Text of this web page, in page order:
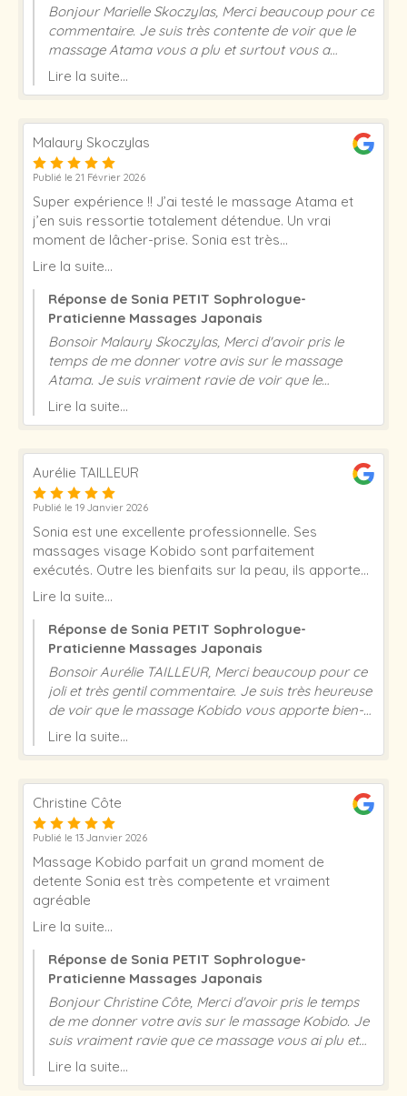
Bonjour Marielle Skoczylas, Merci beaucoup pour ce
commentaire. Je suis très contente de voir que le
massage Atama vous a plu et surtout vous a
détendu : cela m’encourage à continuer dans ce
Lire la suite...
Malaury Skoczylas
Publié le 21 Février 2026
Super expérience !! J’ai testé le massage Atama et
j’en suis ressortie totalement détendue. Un vrai
moment de lâcher-prise. Sonia est très
professionnelle, douce et à l’écoute. Je recommande
Lire la suite...
Réponse de Sonia PETIT Sophrologue-
Praticienne Massages Japonais
Bonsoir Malaury Skoczylas, Merci d'avoir pris le
temps de me donner votre avis sur le massage
Atama. Je suis vraiment ravie de voir que le
massage vous a détendu et a répondu à toutes vos
Lire la suite...
Aurélie TAILLEUR
Publié le 19 Janvier 2026
Sonia est une excellente professionnelle. Ses
massages visage Kobido sont parfaitement
exécutés. Outre les bienfaits sur la peau, ils apportent
une détente incroyable. A cela s'ajoutent une
jours. Merci Sonia !
Lire la suite...
Réponse de Sonia PETIT Sophrologue-
Praticienne Massages Japonais
Bonsoir Aurélie TAILLEUR, Merci beaucoup pour ce
joli et très gentil commentaire. Je suis très heureuse
de voir que le massage Kobido vous apporte bien-
être et détente, cela m’encourage à continuer dans
Lire la suite...
Christine Côte
Publié le 13 Janvier 2026
Massage Kobido parfait un grand moment de
detente Sonia est très competente et vraiment
agréable
Lire la suite...
Réponse de Sonia PETIT Sophrologue-
Praticienne Massages Japonais
Bonjour Christine Côte, Merci d'avoir pris le temps
de me donner votre avis sur le massage Kobido. Je
suis vraiment ravie que ce massage vous ai plu et
réponde à toutes vos attentes. A très bientôt Sonia
Lire la suite...